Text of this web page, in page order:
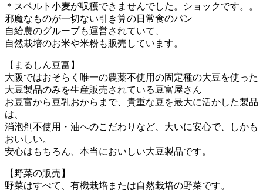
＊スペルト小麦が収穫できませんでした。ショックです。。
邪魔なものが一切ない引き算の日常食のパン
自給農のグループも運営されていて、
自然栽培のお米や米粉も販売しています。
【まるしん豆富】
大阪ではおそらく唯一の農薬不使用の固定種の大豆を使った
大豆製品のみを生産販売されている豆富屋さん
お豆富から豆乳おからまで、貴重な豆を最大に活かした製品
は、
消泡剤不使用・油へのこだわりなど、大いに安心で、しかも
おいしい。
安心はもちろん、本当においしい大豆製品です。
【野菜の販売】
野菜はすべて、有機栽培または自然栽培の野菜です。